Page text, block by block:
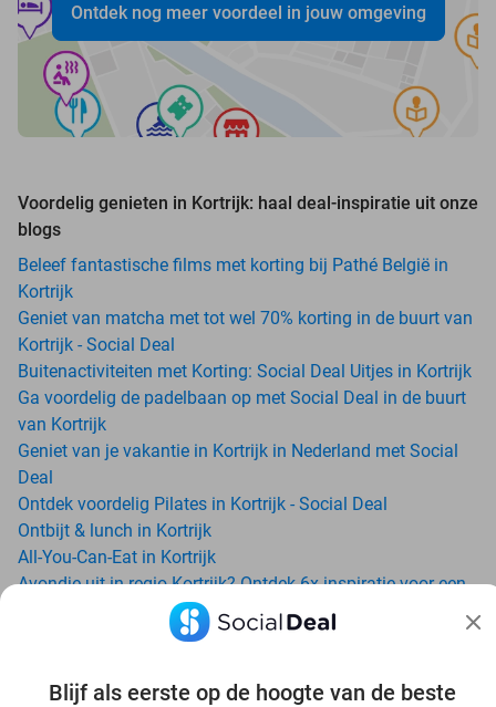
Blijf als eerste op de hoogte van de beste
Ontdek nog meer voordeel in jouw omgeving
Voordelig genieten in Kortrijk: haal deal-inspiratie uit onze
blogs
Beleef fantastische films met korting bij Pathé België in
Kortrijk
Geniet van matcha met tot wel 70% korting in de buurt van
Kortrijk - Social Deal
Buitenactiviteiten met Korting: Social Deal Uitjes in Kortrijk
Ga voordelig de padelbaan op met Social Deal in de buurt
van Kortrijk
Geniet van je vakantie in Kortrijk in Nederland met Social
Deal
Ontdek voordelig Pilates in Kortrijk - Social Deal
Ontbijt & lunch in Kortrijk
All-You-Can-Eat in Kortrijk
Avondje uit in regio Kortrijk? Ontdek 6x inspiratie voor een
onvergetelijke avond
Date ideeën voor Kortrijk en omgeving: ontdek 16 tips voor
Trampolinespringen bij Arenal Roeselare: ontdek een waar